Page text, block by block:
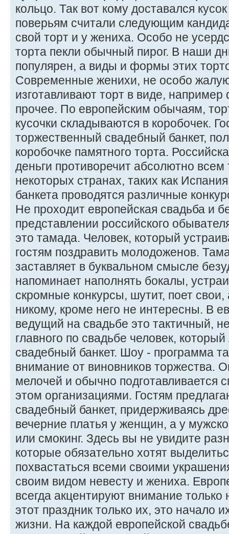
кольцо. Так вот кому доставался
поверьям считали следующим
свой торт и у жениха. Особо не
торта пекли обычный пирог. В наши
популярен, а виды и формы этих
Современные женихи, не особо
изготавливают торт в виде,
прочее. По европейским обычаям,
кусочки складываются в коробочек.
торжественный свадебный банкет,
коробочке памятного торта.
деньги противоречит абсолютно
некоторых странах, таких как
банкета проводятся различные
Не проходит европейская свадьба и
представлении российского
это тамада. Человек, который
гостям поздравить молодоженов.
заставляет в буквальном смысле
напоминает наполнять бокалы,
скромные конкурсы, шутит, поет
никому, кроме него не интересны. В
ведущий на свадьбе это тактичный,
главного по свадьбе человек,
свадебный банкет. Шоу - программа
внимание от виновников торжества.
мелочей и обычно подготавливается
этом организациями. Гостям
свадебный банкет, придерживаясь
вечерние платья у женщин, а у
или смокинг. Здесь вы не увидите
которые обязательно хотят
похвастаться всеми своими
своим видом невесту и жениха.
всегда акцентируют внимание
этот праздник только их, это начало
жизни. На каждой европейской